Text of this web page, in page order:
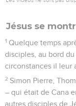
Jésus se
1 Quelque temps
disciples, au bord
circonstances il leur
2 Simon Pierre,
– qui était de Cana
autres disciples de